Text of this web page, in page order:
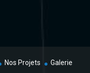
Nos Projets Galerie